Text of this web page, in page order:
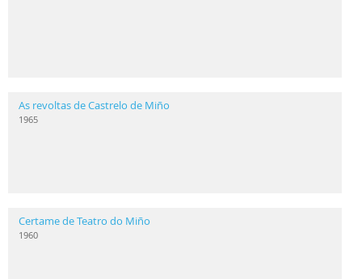
As revoltas de Castrelo de Miño
1965
Certame de Teatro do Miño
1960